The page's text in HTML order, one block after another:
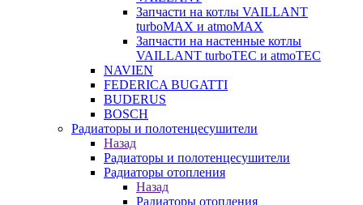
Запчасти на котлы VAILLANT
turboMAX и atmoMAX
Запчасти на настенные котлы
VAILLANT turboTEC и atmoTEC
NAVIEN
FEDERICA BUGATTI
BUDERUS
BOSCH
Радиаторы и полотенцесушители
Назад
Радиаторы и полотенцесушители
Радиаторы отопления
Назад
Радиаторы отопления